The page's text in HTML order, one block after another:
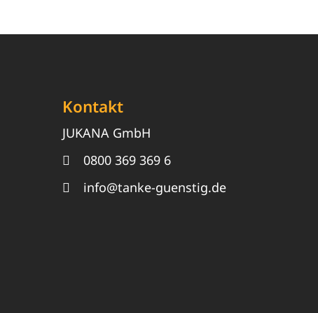
Kontakt
JUKANA GmbH
0800 369 369 6
info@tanke-guenstig.de